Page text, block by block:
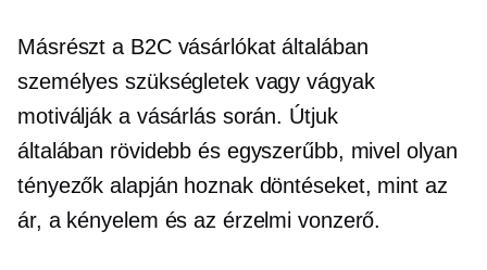
Másrészt a B2C vásárlókat általában
személyes szükségletek vagy vágyak
motiválják a vásárlás során. Útjuk
általában rövidebb és egyszerűbb, mivel olyan
tényezők alapján hoznak döntéseket, mint az
ár, a kényelem és az érzelmi vonzerő.